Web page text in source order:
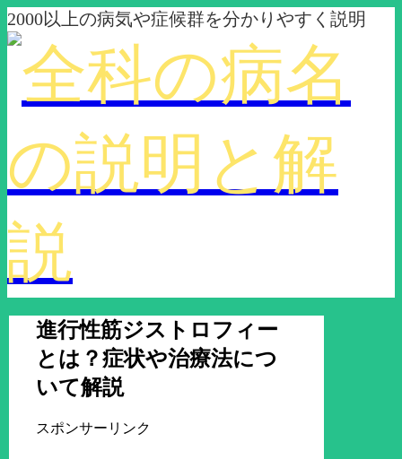
2000以上の病気や症候群を分かりやすく説明
進行性筋ジストロフィー
とは？症状や治療法につ
いて解説
スポンサーリンク